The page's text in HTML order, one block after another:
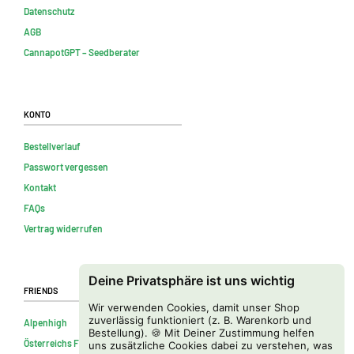
Deine Privatsphäre ist uns wichtig
Wir verwenden Cookies, damit unser Shop
zuverlässig funktioniert (z. B. Warenkorb und
Bestellung). 🍪 Mit Deiner Zustimmung helfen
uns zusätzliche Cookies dabei zu verstehen, was
Datenschutz
AGB
CannapotGPT – Seedberater
Konto
Bestellverlauf
Passwort vergessen
Kontakt
FAQs
Vertrag widerrufen
Friends
Alpenhigh
Österreichs Firmenverzeichnis